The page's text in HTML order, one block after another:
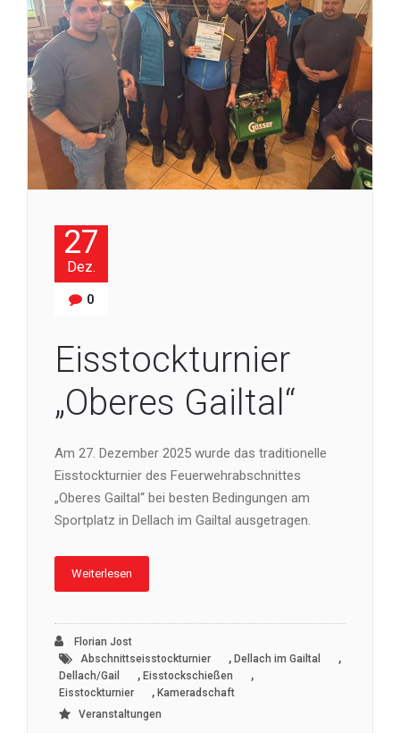
27
Dez.
0
Eisstockturnier
„Oberes Gailtal“
Am 27. Dezember 2025 wurde das traditionelle
Eisstockturnier des Feuerwehrabschnittes
„Oberes Gailtal“ bei besten Bedingungen am
Sportplatz in Dellach im Gailtal ausgetragen.
Weiterlesen
Florian Jost
Abschnittseisstockturnier
, Dellach im Gailtal ,
Dellach/Gail , Eisstockschießen ,
Eisstockturnier , Kameradschaft
Veranstaltungen